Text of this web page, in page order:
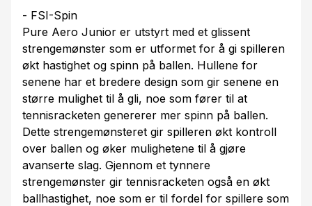
- FSI-Spin
Pure Aero Junior er utstyrt med et glissent
strengemønster som er utformet for å gi spilleren
økt hastighet og spinn på ballen. Hullene for
senene har et bredere design som gir senene en
større mulighet til å gli, noe som fører til at
tennisracketen genererer mer spinn på ballen.
Dette strengemønsteret gir spilleren økt kontroll
over ballen og øker mulighetene til å gjøre
avanserte slag. Gjennom et tynnere
strengemønster gir tennisracketen også en økt
ballhastighet, noe som er til fordel for spillere som